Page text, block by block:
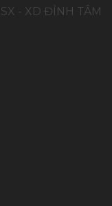
- XD ĐỈNH TÂM